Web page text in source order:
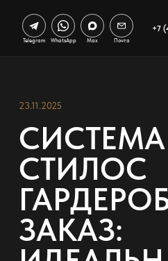
+7
Telegram WhatsApp Max Почта
23.11.2025
СИСТЕМА
СТИЛОС
ЗАКАЗ: